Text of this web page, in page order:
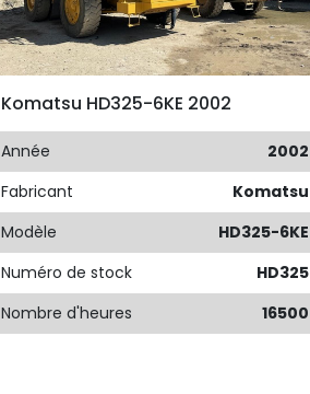
Komatsu HD325-6KE 2002
Année
2002
Fabricant
Komatsu
Modèle
HD325-6KE
Numéro de stock
HD325
Nombre d'heures
16500